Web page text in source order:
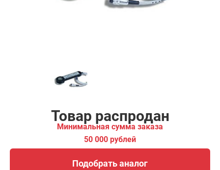
Товар распродан
Минимальная сумма заказа
50 000 рублей
Подобрать аналог